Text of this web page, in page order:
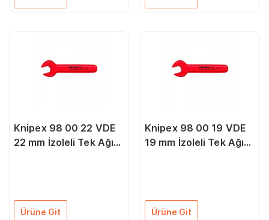
Knipex 98 00 22 VDE
22 mm İzoleli Tek Ağız
Ürüne Git
Knipex 98 00 19 VDE
19 mm İzoleli Tek Ağız
Ürüne Git